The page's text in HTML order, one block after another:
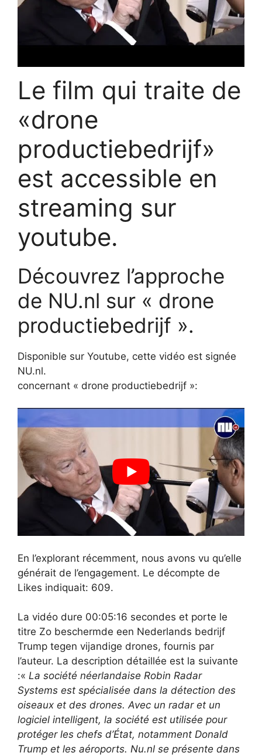
Le film qui traite de
«drone
productiebedrijf»
est accessible en
streaming sur
youtube.
Découvrez l’approche
de NU.nl sur « drone
productiebedrijf ».
Disponible sur Youtube, cette vidéo est signée
NU.nl.
concernant « drone productiebedrijf »:
En l’explorant récemment, nous avons vu qu’elle
générait de l’engagement. Le décompte de
Likes indiquait: 609.
La vidéo dure 00:05:16 secondes et porte le
titre Zo beschermde een Nederlands bedrijf
Trump tegen vijandige drones, fournis par
l’auteur. La description détaillée est la suivante
:« La société néerlandaise Robin Radar
Systems est spécialisée dans la détection des
oiseaux et des drones. Avec un radar et un
logiciel intelligent, la société est utilisée pour
protéger les chefs d’État, notamment Donald
Trump et les aéroports. Nu.nl se présente dans